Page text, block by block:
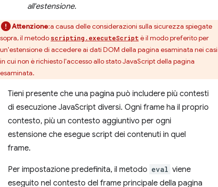
all'estensione.
Attenzione:a causa delle considerazioni sulla sicurezza spiegate
sopra, il metodo scripting.executeScript è il modo preferito per
un'estensione di accedere ai dati DOM della pagina esaminata nei casi
in cui non è richiesto l'accesso allo stato JavaScript della pagina
esaminata.
Tieni presente che una pagina può includere più contesti
di esecuzione JavaScript diversi. Ogni frame ha il proprio
contesto, più un contesto aggiuntivo per ogni
estensione che esegue script dei contenuti in quel
frame.
Per impostazione predefinita, il metodo eval viene
eseguito nel contesto del frame principale della pagina